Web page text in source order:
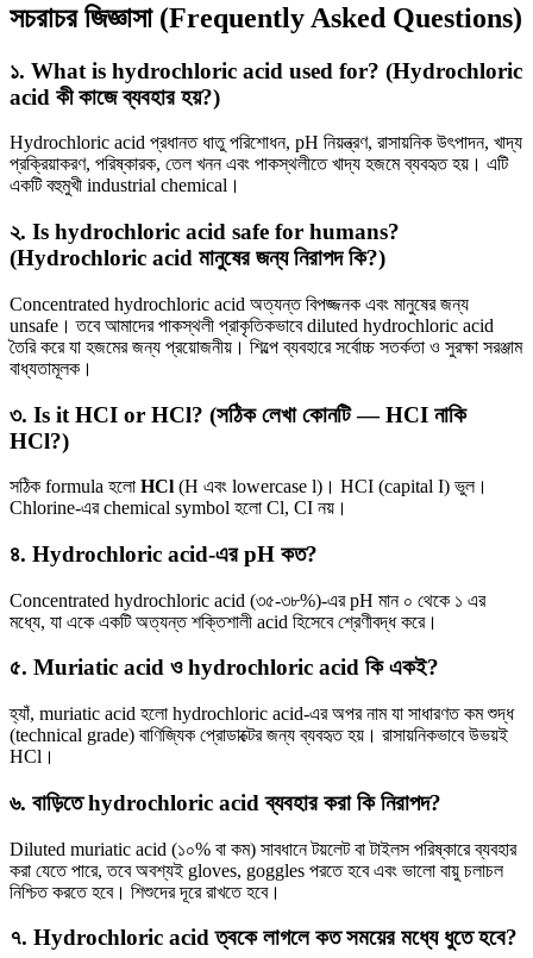
সচরাচর জিজ্ঞাসা (Frequently Asked Questions)
১. What is hydrochloric acid used for? (Hydrochloric
acid কী কাজে ব্যবহার হয়?)
Hydrochloric acid প্রধানত ধাতু পরিশোধন, pH নিয়ন্ত্রণ, রাসায়নিক উৎপাদন, খাদ্য
প্রক্রিয়াকরণ, পরিষ্কারক, তেল খনন এবং পাকস্থলীতে খাদ্য হজমে ব্যবহৃত হয়। এটি
একটি বহুমুখী industrial chemical।
২. Is hydrochloric acid safe for humans?
(Hydrochloric acid মানুষের জন্য নিরাপদ কি?)
Concentrated hydrochloric acid অত্যন্ত বিপজ্জনক এবং মানুষের জন্য
unsafe। তবে আমাদের পাকস্থলী প্রাকৃতিকভাবে diluted hydrochloric acid
তৈরি করে যা হজমের জন্য প্রয়োজনীয়। শিল্পে ব্যবহারে সর্বোচ্চ সতর্কতা ও সুরক্ষা সরঞ্জাম
বাধ্যতামূলক।
৩. Is it HCI or HCl? (সঠিক লেখা কোনটি — HCI নাকি
HCl?)
সঠিক formula হলো HCl (H এবং lowercase l)। HCI (capital I) ভুল।
Chlorine-এর chemical symbol হলো Cl, CI নয়।
৪. Hydrochloric acid-এর pH কত?
Concentrated hydrochloric acid (৩৫-৩৮%)-এর pH মান ০ থেকে ১ এর
মধ্যে, যা একে একটি অত্যন্ত শক্তিশালী acid হিসেবে শ্রেণীবদ্ধ করে।
৫. Muriatic acid ও hydrochloric acid কি একই?
হ্যাঁ, muriatic acid হলো hydrochloric acid-এর অপর নাম যা সাধারণত কম শুদ্ধ
(technical grade) বাণিজ্যিক প্রোডাক্টের জন্য ব্যবহৃত হয়। রাসায়নিকভাবে উভয়ই
HCl।
৬. বাড়িতে hydrochloric acid ব্যবহার করা কি নিরাপদ?
Diluted muriatic acid (১০% বা কম) সাবধানে টয়লেট বা টাইলস পরিষ্কারে ব্যবহার
করা যেতে পারে, তবে অবশ্যই gloves, goggles পরতে হবে এবং ভালো বায়ু চলাচল
নিশ্চিত করতে হবে। শিশুদের দূরে রাখতে হবে।
৭. Hydrochloric acid ত্বকে লাগলে কত সময়ের মধ্যে ধুতে হবে?